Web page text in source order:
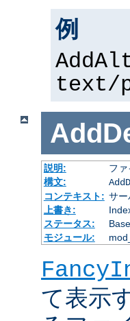
例
text/
説明:
フ
構文:
コンテキスト: サー
上書き:
ステータス:
Base
モジュール:
て表示